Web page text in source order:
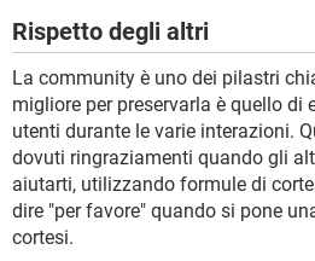
Rispetto degli altri
La community è uno dei pilastri
migliore per preservarla è quello di
utenti durante le varie interazioni.
dovuti ringraziamenti quando gli
aiutarti, utilizzando formule di
dire "per favore" quando si pone
cortesi.